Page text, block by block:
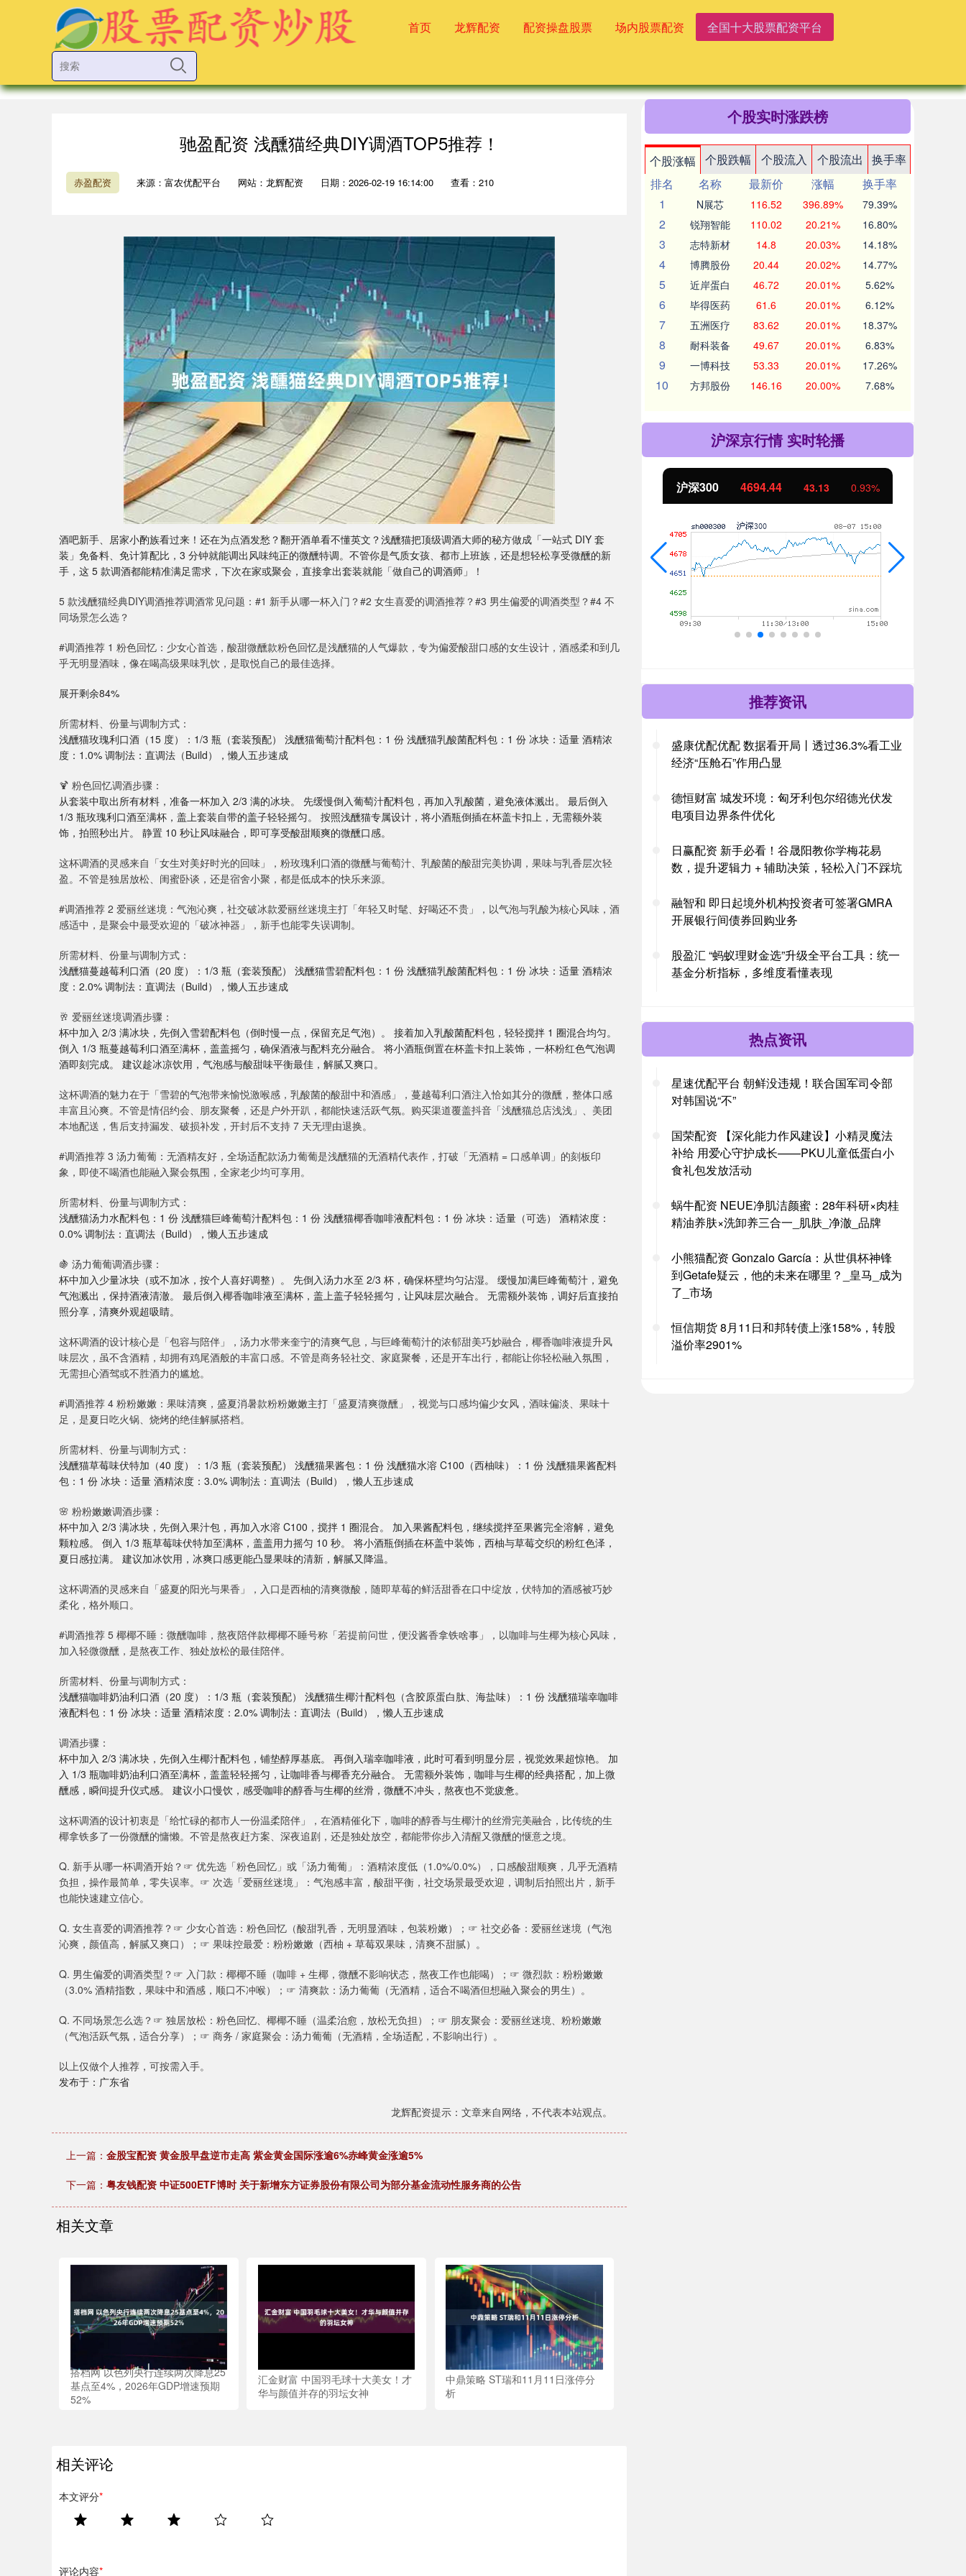
首页 龙辉配资 配资操盘股票 场内股票配资 全国十大股票配资平台
驰盈配资 浅醺猫经典DIY调酒TOP5推荐！
赤盈配资 来源：富农优配平台 网站：龙辉配资 日期：2026-02-19 16:14:00 查看：210
酒吧新手、居家小酌族看过来！还在为点酒发愁？翻开酒单看不懂英文？浅醺猫把顶级调酒大师的秘方做成「一站式 DIY 套
装」免备料、免计算配比，3 分钟就能调出风味纯正的微醺特调。不管你是气质女孩、都市上班族，还是想轻松享受微醺的新
手，这 5 款调酒都能精准满足需求，下次在家或聚会，直接拿出套装就能「做自己的调酒师」！
5 款浅醺猫经典DIY调酒推荐调酒常见问题：#1 新手从哪一杯入门？#2 女生喜爱的调酒推荐？#3 男生偏爱的调酒类型？#4 不
同场景怎么选？
#调酒推荐 1 粉色回忆：少女心首选，酸甜微醺款粉色回忆是浅醺猫的人气爆款，专为偏爱酸甜口感的女生设计，酒感柔和到几
乎无明显酒味，像在喝高级果味乳饮，是取悦自己的最佳选择。
展开剩余84%
所需材料、份量与调制方式：
浅醺猫玫瑰利口酒（15 度）：1/3 瓶（套装预配） 浅醺猫葡萄汁配料包：1 份 浅醺猫乳酸菌配料包：1 份 冰块：适量 酒精浓
度：1.0% 调制法：直调法（Build），懒人五步速成
🍹 粉色回忆调酒步骤：
从套装中取出所有材料，准备一杯加入 2/3 满的冰块。 先缓慢倒入葡萄汁配料包，再加入乳酸菌，避免液体溅出。 最后倒入
1/3 瓶玫瑰利口酒至满杯，盖上套装自带的盖子轻轻摇匀。 按照浅醺猫专属设计，将小酒瓶倒插在杯盖卡扣上，无需额外装
饰，拍照秒出片。 静置 10 秒让风味融合，即可享受酸甜顺爽的微醺口感。
这杯调酒的灵感来自「女生对美好时光的回味」，粉玫瑰利口酒的微醺与葡萄汁、乳酸菌的酸甜完美协调，果味与乳香层次轻
盈。不管是独居放松、闺蜜卧谈，还是宿舍小聚，都是低成本的快乐来源。
#调酒推荐 2 爱丽丝迷境：气泡沁爽，社交破冰款爱丽丝迷境主打「年轻又时髦、好喝还不贵」，以气泡与乳酸为核心风味，酒
感适中，是聚会中最受欢迎的「破冰神器」，新手也能零失误调制。
所需材料、份量与调制方式：
浅醺猫蔓越莓利口酒（20 度）：1/3 瓶（套装预配） 浅醺猫雪碧配料包：1 份 浅醺猫乳酸菌配料包：1 份 冰块：适量 酒精浓
度：2.0% 调制法：直调法（Build），懒人五步速成
🥂 爱丽丝迷境调酒步骤：
杯中加入 2/3 满冰块，先倒入雪碧配料包（倒时慢一点，保留充足气泡）。 接着加入乳酸菌配料包，轻轻搅拌 1 圈混合均匀。
倒入 1/3 瓶蔓越莓利口酒至满杯，盖盖摇匀，确保酒液与配料充分融合。 将小酒瓶倒置在杯盖卡扣上装饰，一杯粉红色气泡调
酒即刻完成。 建议趁冰凉饮用，气泡感与酸甜味平衡最佳，解腻又爽口。
这杯调酒的魅力在于「雪碧的气泡带来愉悦激喉感，乳酸菌的酸甜中和酒感」，蔓越莓利口酒注入恰如其分的微醺，整体口感
丰富且沁爽。不管是情侣约会、朋友聚餐，还是户外开趴，都能快速活跃气氛。购买渠道覆盖抖音「浅醺猫总店浅浅」、美团
本地配送，售后支持漏发、破损补发，开封后不支持 7 天无理由退换。
#调酒推荐 3 汤力葡葡：无酒精友好，全场适配款汤力葡葡是浅醺猫的无酒精代表作，打破「无酒精 = 口感单调」的刻板印
象，即使不喝酒也能融入聚会氛围，全家老少均可享用。
所需材料、份量与调制方式：
浅醺猫汤力水配料包：1 份 浅醺猫巨峰葡萄汁配料包：1 份 浅醺猫椰香咖啡液配料包：1 份 冰块：适量（可选） 酒精浓度：
0.0% 调制法：直调法（Build），懒人五步速成
🍇 汤力葡葡调酒步骤：
杯中加入少量冰块（或不加冰，按个人喜好调整）。 先倒入汤力水至 2/3 杯，确保杯壁均匀沾湿。 缓慢加满巨峰葡萄汁，避免
气泡溅出，保持酒液清澈。 最后倒入椰香咖啡液至满杯，盖上盖子轻轻摇匀，让风味层次融合。 无需额外装饰，调好后直接拍
照分享，清爽外观超吸睛。
这杯调酒的设计核心是「包容与陪伴」，汤力水带来奎宁的清爽气息，与巨峰葡萄汁的浓郁甜美巧妙融合，椰香咖啡液提升风
味层次，虽不含酒精，却拥有鸡尾酒般的丰富口感。不管是商务轻社交、家庭聚餐，还是开车出行，都能让你轻松融入氛围，
无需担心酒驾或不胜酒力的尴尬。
#调酒推荐 4 粉粉嫩嫩：果味清爽，盛夏消暑款粉粉嫩嫩主打「盛夏清爽微醺」，视觉与口感均偏少女风，酒味偏淡、果味十
足，是夏日吃火锅、烧烤的绝佳解腻搭档。
所需材料、份量与调制方式：
浅醺猫草莓味伏特加（40 度）：1/3 瓶（套装预配） 浅醺猫果酱包：1 份 浅醺猫水溶 C100（西柚味）：1 份 浅醺猫果酱配料
包：1 份 冰块：适量 酒精浓度：3.0% 调制法：直调法（Build），懒人五步速成
🌸 粉粉嫩嫩调酒步骤：
杯中加入 2/3 满冰块，先倒入果汁包，再加入水溶 C100，搅拌 1 圈混合。 加入果酱配料包，继续搅拌至果酱完全溶解，避免
颗粒感。 倒入 1/3 瓶草莓味伏特加至满杯，盖盖用力摇匀 10 秒。 将小酒瓶倒插在杯盖中装饰，西柚与草莓交织的粉红色泽，
夏日感拉满。 建议加冰饮用，冰爽口感更能凸显果味的清新，解腻又降温。
这杯调酒的灵感来自「盛夏的阳光与果香」，入口是西柚的清爽微酸，随即草莓的鲜活甜香在口中绽放，伏特加的酒感被巧妙
柔化，格外顺口。
#调酒推荐 5 椰椰不睡：微醺咖啡，熬夜陪伴款椰椰不睡号称「若提前问世，便没酱香拿铁啥事」，以咖啡与生椰为核心风味，
加入轻微微醺，是熬夜工作、独处放松的最佳陪伴。
所需材料、份量与调制方式：
浅醺猫咖啡奶油利口酒（20 度）：1/3 瓶（套装预配） 浅醺猫生椰汁配料包（含胶原蛋白肽、海盐味）：1 份 浅醺猫瑞幸咖啡
液配料包：1 份 冰块：适量 酒精浓度：2.0% 调制法：直调法（Build），懒人五步速成
调酒步骤：
杯中加入 2/3 满冰块，先倒入生椰汁配料包，铺垫醇厚基底。 再倒入瑞幸咖啡液，此时可看到明显分层，视觉效果超惊艳。 加
入 1/3 瓶咖啡奶油利口酒至满杯，盖盖轻轻摇匀，让咖啡香与椰香充分融合。 无需额外装饰，咖啡与生椰的经典搭配，加上微
醺感，瞬间提升仪式感。 建议小口慢饮，感受咖啡的醇香与生椰的丝滑，微醺不冲头，熬夜也不觉疲惫。
这杯调酒的设计初衷是「给忙碌的都市人一份温柔陪伴」，在酒精催化下，咖啡的醇香与生椰汁的丝滑完美融合，比传统的生
椰拿铁多了一份微醺的慵懒。不管是熬夜赶方案、深夜追剧，还是独处放空，都能带你步入清醒又微醺的惬意之境。
Q. 新手从哪一杯调酒开始？☞ 优先选「粉色回忆」或「汤力葡葡」：酒精浓度低（1.0%/0.0%），口感酸甜顺爽，几乎无酒精
负担，操作最简单，零失误率。☞ 次选「爱丽丝迷境」：气泡感丰富，酸甜平衡，社交场景最受欢迎，调制后拍照出片，新手
也能快速建立信心。
Q. 女生喜爱的调酒推荐？☞ 少女心首选：粉色回忆（酸甜乳香，无明显酒味，包装粉嫩）；☞ 社交必备：爱丽丝迷境（气泡
沁爽，颜值高，解腻又爽口）；☞ 果味控最爱：粉粉嫩嫩（西柚 + 草莓双果味，清爽不甜腻）。
Q. 男生偏爱的调酒类型？☞ 入门款：椰椰不睡（咖啡 + 生椰，微醺不影响状态，熬夜工作也能喝）；☞ 微烈款：粉粉嫩嫩
（3.0% 酒精指数，果味中和酒感，顺口不冲喉）；☞ 清爽款：汤力葡葡（无酒精，适合不喝酒但想融入聚会的男生）。
Q. 不同场景怎么选？☞ 独居放松：粉色回忆、椰椰不睡（温柔治愈，放松无负担）；☞ 朋友聚会：爱丽丝迷境、粉粉嫩嫩
（气泡活跃气氛，适合分享）；☞ 商务 / 家庭聚会：汤力葡葡（无酒精，全场适配，不影响出行）。
以上仅做个人推荐，可按需入手。
发布于：广东省
龙辉配资提示：文章来自网络，不代表本站观点。
上一篇： 金股宝配资 黄金股早盘逆市走高 紫金黄金国际涨逾6%赤峰黄金涨逾5%
下一篇： 粤友钱配资 中证500ETF博时 关于新增东方证券股份有限公司为部分基金流动性服务商的公告
相关文章
搭档网 以色列央行连续两次降息25
基点至4%，2026年GDP增速预期
52%
汇金财富 中国羽毛球十大美女！才
华与颜值并存的羽坛女神
中鼎策略 ST瑞和11月11日涨停分
析
相关评论
本文评分*
评论内容*
个股实时涨跌榜
个股涨幅 个股跌幅 个股流入 个股流出
换手率
排名
名称 最新价 涨幅
换手率
1
N展芯 116.52 396.89% 79.39%
2 锐翔智能 110.02 20.21% 16.80%
3 志特新材 14.8 20.03% 14.18%
4 博腾股份 20.44 20.02% 14.77%
5 近岸蛋白 46.72 20.01% 5.62%
6 毕得医药 61.6 20.01% 6.12%
7 五洲医疗 83.62 20.01% 18.37%
8 耐科装备 49.67 20.01% 6.83%
9 一博科技 53.33 20.01% 17.26%
10 方邦股份 146.16 20.00% 7.68%
沪深京行情 实时轮播
深证成指 14311.01 200.89 1.42% 沪深300 4694.44 43.13 北证50 1134.24 11.37 1.01%
推荐资讯
盛康优配优配 数据看开局丨透过36.3%看工业
经济“压舱石”作用凸显
德恒财富 城发环境：匈牙利包尔绍德光伏发
电项目边界条件优化
日赢配资 新手必看！谷晟阳教你学梅花易
数，提升逻辑力 + 辅助决策，轻松入门不踩坑
融智和 即日起境外机构投资者可签署GMRA
开展银行间债券回购业务
股盈汇 “蚂蚁理财金选”升级全平台工具：统一
基金分析指标，多维度看懂表现
热点资讯
星速优配平台 朝鲜没违规！联合国军司令部
对韩国说“不”
国荣配资 【深化能力作风建设】小精灵魔法
补给 用爱心守护成长——PKU儿童低蛋白小
食礼包发放活动
蜗牛配资 NEUE净肌洁颜蜜：28年科研×肉桂
精油养肤×洗卸养三合一_肌肤_净澈_品牌
小熊猫配资 Gonzalo García：从世俱杯神锋
到Getafe疑云，他的未来在哪里？_皇马_成为
了_市场
恒信期货 8月11日和邦转债上涨158%，转股
溢价率2901%